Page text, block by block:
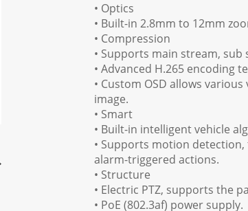
• Optics
• Built-in 2.8mm to 12mm
• Compression
• Supports main stream,
• Advanced H.265 encoding
• Custom OSD allows
image.
• Smart
• Built-in intelligent vehicle
• Supports motion
alarm-triggered actions.
• Structure
• Electric PTZ, supports the
• PoE (802.3af) power supply.